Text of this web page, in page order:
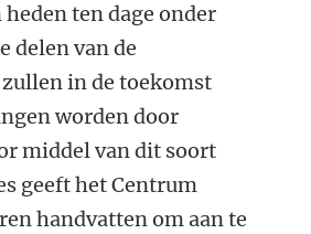
ten dage onder
delen van de
in de toekomst
worden door
middel van dit soort
geeft het Centrum
handvatten om aan te